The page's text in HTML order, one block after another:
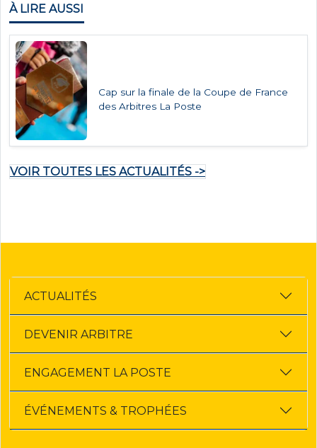
À LIRE AUSSI
Cap sur la finale de la Coupe de France
des Arbitres La Poste
VOIR TOUTES LES ACTUALITÉS ->
ACTUALITÉS
DEVENIR ARBITRE
ENGAGEMENT LA POSTE
ÉVÉNEMENTS & TROPHÉES